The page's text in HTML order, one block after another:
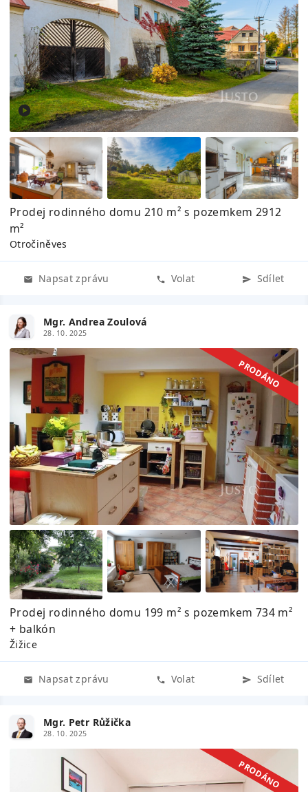
Prodej rodinného domu 210 m² s pozemkem 2912
m²
Otročiněves
Napsat zprávu Volat Sdílet
Mgr. Andrea Zoulová
28. 10. 2025
PRODÁNO
Prodej rodinného domu 199 m² s pozemkem 734 m²
+ balkón
Žižice
Napsat zprávu Volat Sdílet
Mgr. Petr Růžička
28. 10. 2025
PRODÁNO